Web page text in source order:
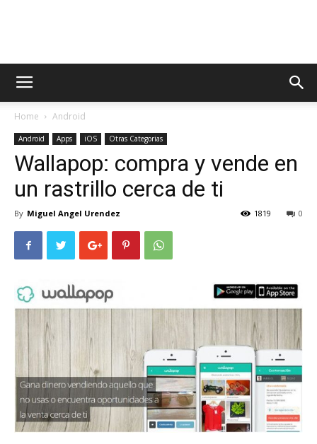
AppsTonic
Home Android
Android Apps iOS Otras Categorias
Wallapop: compra y vende en
un rastrillo cerca de ti
By Miguel Angel Urendez 0
1819